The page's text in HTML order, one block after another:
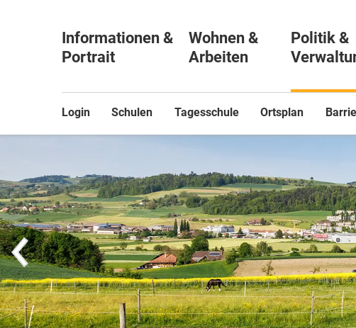
Login Schulen Tagesschule Ortsplan
Informationen &
Portrait
Wohnen &
Arbeiten
Politik &